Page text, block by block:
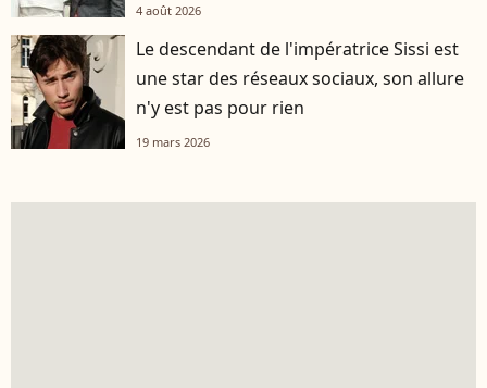
4 août 2026
Le descendant de l'impératrice Sissi est
une star des réseaux sociaux, son allure
n'y est pas pour rien
19 mars 2026